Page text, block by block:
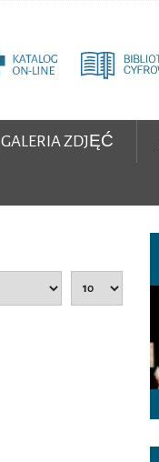
GALERIA ZDJĘĆ